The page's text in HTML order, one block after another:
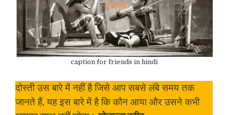
caption for friends in hindi
दोस्ती उस बारे में नहीं है जिसे आप सबसे लंबे समय तक
जानते हैं, यह इस बारे में है कि कौन आया और उसने कभी